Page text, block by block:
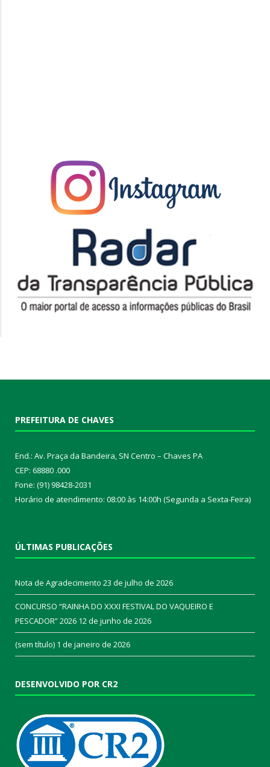
PREFEITURA DE CHAVES
End.: Av. Praça da Bandeira, SN Centro – Chaves PA
CEP: 68880 .000
Fone: (91) 98428-2031
Horário de atendimento: 08:00 às 14:00h (Segunda a Sexta-Feira)
ÚLTIMAS PUBLICAÇÕES
Nota de Agradecimento 23 de julho de 2026
CONCURSO “RAINHA DO XXXI FESTIVAL DO VAQUEIRO E
PESCADOR” 2026 12 de junho de 2026
(sem título) 1 de janeiro de 2026
DESENVOLVIDO POR CR2